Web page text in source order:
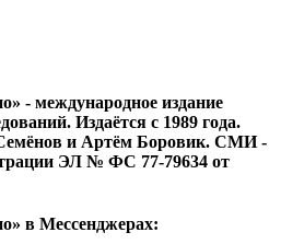
- международное издание
Издаётся с 1989 года.
и Артём Боровик. CМИ -
ЭЛ № ФС 77-79634 от
в Мессенджерах: